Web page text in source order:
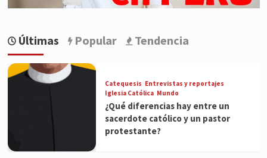
Últimas Popular Tendencia
Catequesis Entrevistas y reportajes
Iglesia Católica Mundo
¿Qué diferencias hay entre un
sacerdote católico y un pastor
protestante?